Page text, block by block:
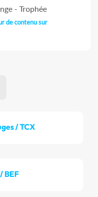
- Trophée
de contenu sur
/ TCX
BEF